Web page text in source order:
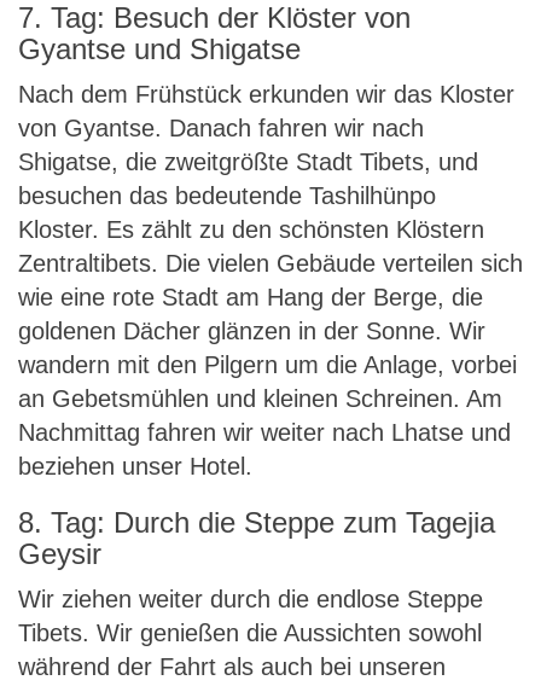
7. Tag: Besuch der Klöster von
Gyantse und Shigatse
Nach dem Frühstück erkunden wir das Kloster
von Gyantse. Danach fahren wir nach
Shigatse, die zweitgrößte Stadt Tibets, und
besuchen das bedeutende Tashilhünpo
Kloster. Es zählt zu den schönsten Klöstern
Zentraltibets. Die vielen Gebäude verteilen sich
wie eine rote Stadt am Hang der Berge, die
goldenen Dächer glänzen in der Sonne. Wir
wandern mit den Pilgern um die Anlage, vorbei
an Gebetsmühlen und kleinen Schreinen. Am
Nachmittag fahren wir weiter nach Lhatse und
beziehen unser Hotel.
8. Tag: Durch die Steppe zum Tagejia
Geysir
Wir ziehen weiter durch die endlose Steppe
Tibets. Wir genießen die Aussichten sowohl
während der Fahrt als auch bei unseren